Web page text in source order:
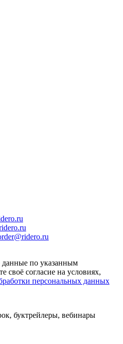
данные по указанным
своё согласие на условиях,
персональных данных
буктрейлеры, вебинары